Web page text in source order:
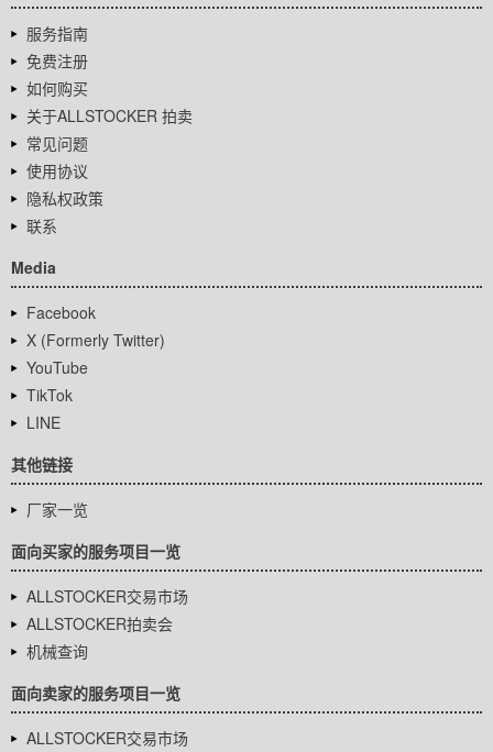
服务指南
免费注册
如何购买
关于ALLSTOCKER 拍卖
常见问题
使用协议
隐私权政策
联系
Media
Facebook
X (Formerly Twitter)
YouTube
TikTok
LINE
其他链接
厂家一览
面向买家的服务项目一览
ALLSTOCKER交易市场
ALLSTOCKER拍卖会
机械查询
面向卖家的服务项目一览
ALLSTOCKER交易市场